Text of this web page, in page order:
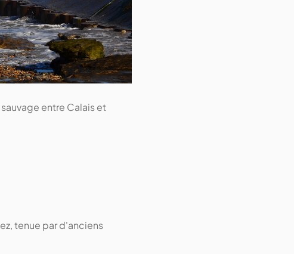
entre Calais et
tenue par d'anciens